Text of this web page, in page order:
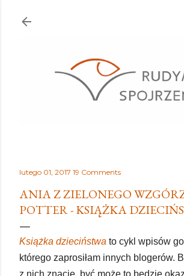
lutego 01, 2017 19 Comments
ANIA Z ZIELONEGO
POTTER - KSIĄŻKA
Książka dzieciństwa to cykl wpisów
którego zaprosiłam innych blogerów.